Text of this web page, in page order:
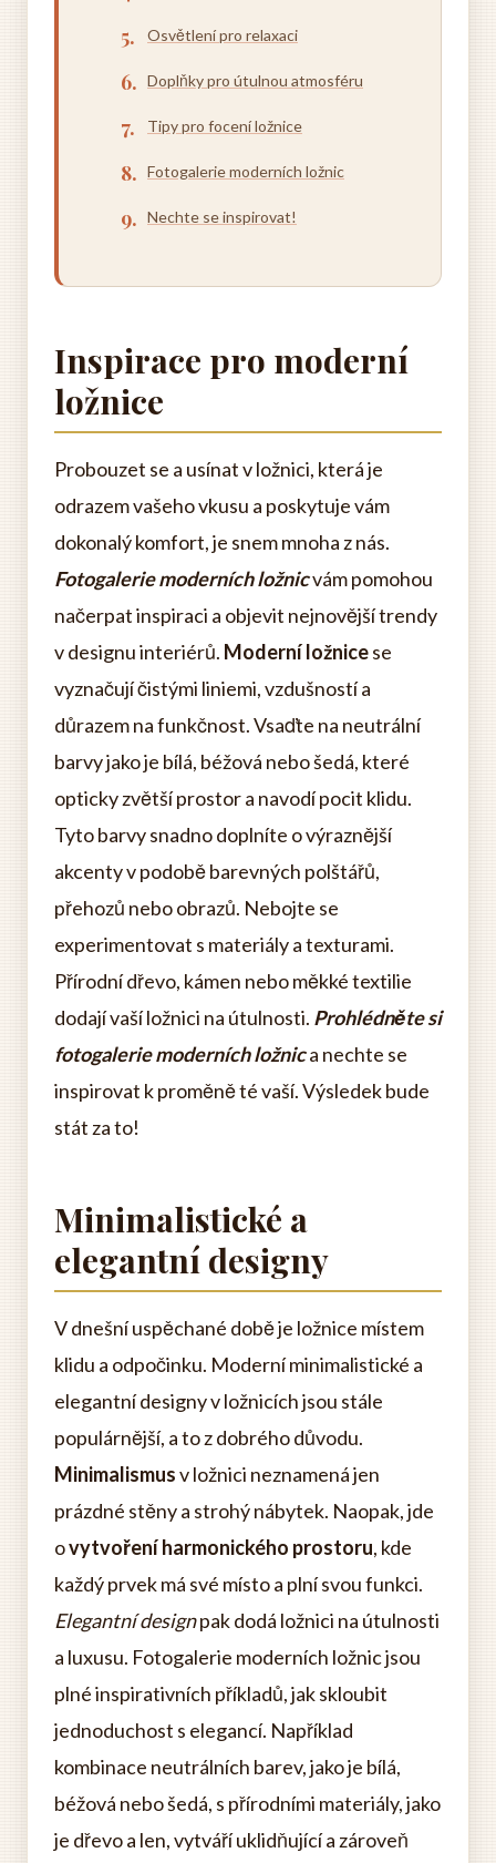
Osvětlení pro relaxaci
Doplňky pro útulnou atmosféru
Tipy pro focení ložnice
Fotogalerie moderních ložnic
Nechte se inspirovat!
Inspirace pro moderní
ložnice
Probouzet se a usínat v ložnici, která je
odrazem vašeho vkusu a poskytuje vám
dokonalý komfort, je snem mnoha z nás.
Fotogalerie moderních ložnicvám pomohou
načerpat inspiraci a objevit nejnovější trendy
v designu interiérů. Moderní ložnicese
vyznačují čistými liniemi, vzdušností a
důrazem na funkčnost. Vsaďte na neutrální
barvy jako je bílá, béžová nebo šedá, které
opticky zvětší prostor a navodí pocit klidu.
Tyto barvy snadno doplníte o výraznější
akcenty v podobě barevných polštářů,
přehozů nebo obrazů. Nebojte se
experimentovat s materiály a texturami.
Přírodní dřevo, kámen nebo měkké textilie
dodají vaší ložnici na útulnosti. Prohlédněte si
fotogalerie moderních ložnica nechte se
inspirovat k proměně té vaší. Výsledek bude
stát za to!
Minimalistické a
elegantní designy
V dnešní uspěchané době je ložnice místem
klidu a odpočinku. Moderní minimalistické a
elegantní designy v ložnicích jsou stále
populárnější, a to z dobrého důvodu.
Minimalismusv ložnici neznamená jen
prázdné stěny a strohý nábytek. Naopak, jde
ovytvoření harmonického prostoru, kde
každý prvek má své místo a plní svou funkci.
Elegantní designpak dodá ložnici na útulnosti
a luxusu. Fotogalerie moderních ložnic jsou
plné inspirativních příkladů, jak skloubit
jednoduchost s elegancí. Například
kombinace neutrálních barev, jako je bílá,
béžová nebo šedá, s přírodními materiály, jako
je dřevo a len, vytváří uklidňující a zároveň